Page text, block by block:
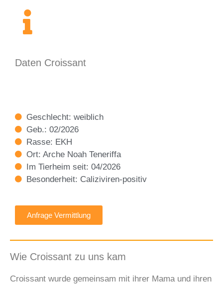
Daten Croissant
Geschlecht: weiblich
Geb.: 02/2026
Rasse: EKH
Ort: Arche Noah Teneriffa
Im Tierheim seit: 04/2026
Besonderheit: Caliziviren-positiv
Anfrage Vermittlung
Wie Croissant zu uns kam
Croissant wurde gemeinsam mit ihrer Mama und ihren